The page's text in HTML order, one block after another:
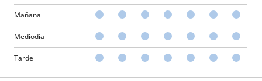
Mañana
Mediodía
Tarde